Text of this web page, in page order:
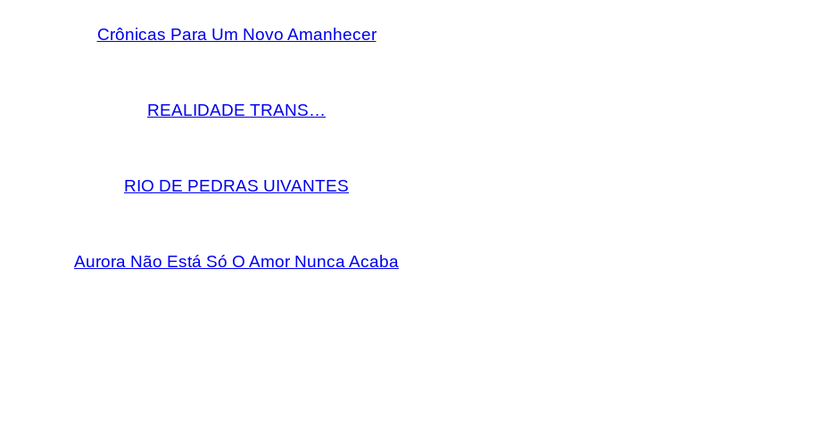
Crônicas Para Um Novo Amanhecer
REALIDADE TRANS…
RIO DE PEDRAS UIVANTES
Aurora Não Está Só O Amor Nunca Acaba